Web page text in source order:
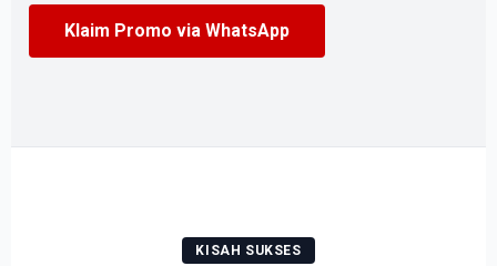
Klaim Promo via WhatsApp
KISAH SUKSES